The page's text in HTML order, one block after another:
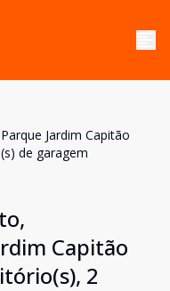
Jardim Capitão
de garagem
Capitão
2